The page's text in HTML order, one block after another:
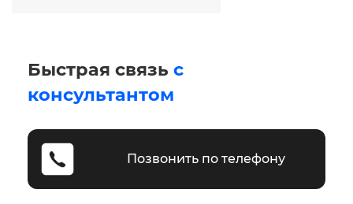
Быстрая связь с
консультантом
Позвонить по телефону